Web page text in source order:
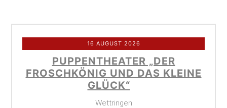
16 AUGUST 2026
PUPPENTHEATER „DER
FROSCHKÖNIG UND DAS KLEINE
GLÜCK“
Wettringen